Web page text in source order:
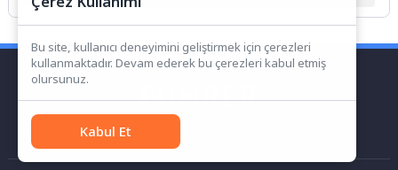
Bu site, kullanıcı deneyimini geliştirmek için çerezleri
kullanmaktadır. Devam ederek bu çerezleri kabul etmiş
olursunuz.
Kabul Et